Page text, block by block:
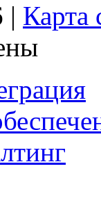
| Карта